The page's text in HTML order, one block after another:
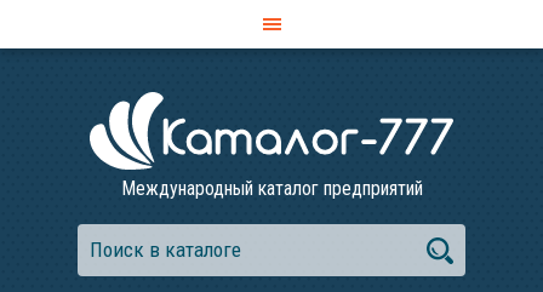
Международный каталог предприятий